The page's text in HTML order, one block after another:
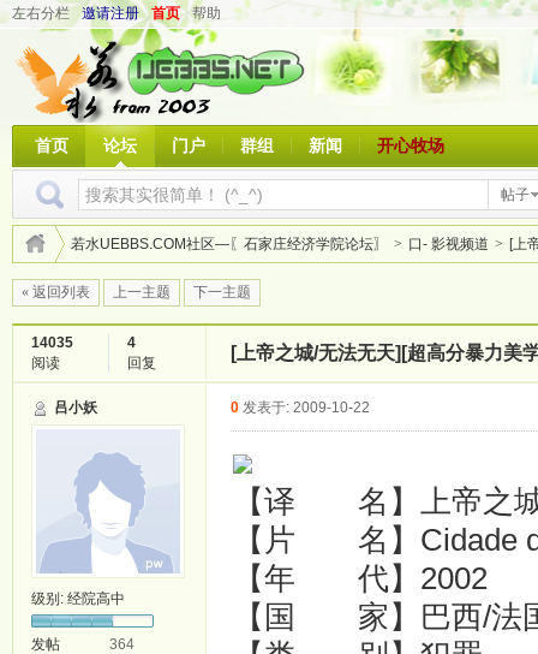
左右分栏 邀请注册 首页 帮助
首页 论坛 门户 群组 新闻 开心牧场
帖子
若水UEBBS.COM社区—〖石家庄经济学院论坛〗 > 口- 影视频道 > [上
« 返回列表 上一主题 下一主题
14035
阅读
4
回复
[上帝之城/无法无天][超高分暴力美
吕小妖
级别: 经院高中
发帖
364
0 发表于: 2009-10-22
【译 名】上帝之城
【片 名】Cidade
【年 代】2002
【国 家】巴西/法